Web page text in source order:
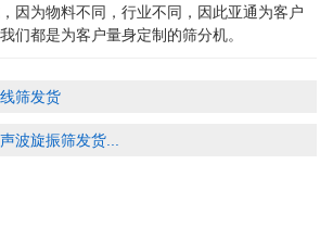
因为物料不同，行业不同，因此亚通为客户
们都是为客户量身定制的筛分机。
筛发货
波旋振筛发货...